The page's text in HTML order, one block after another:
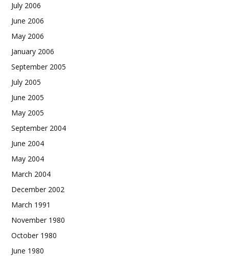
July 2006
June 2006
May 2006
January 2006
September 2005
July 2005
June 2005
May 2005
September 2004
June 2004
May 2004
March 2004
December 2002
March 1991
November 1980
October 1980
June 1980